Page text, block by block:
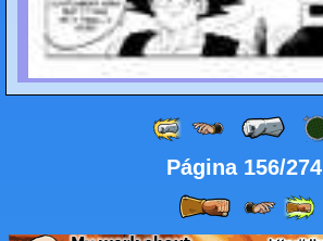
Página 156/274